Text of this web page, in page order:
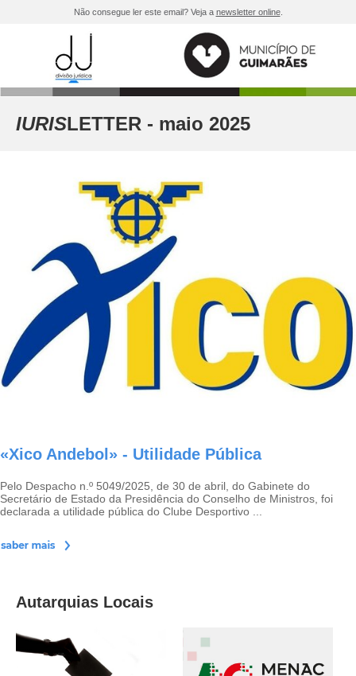
Não consegue ler este email? Veja a newsletter online.
IURISLETTER - maio 2025
«Xico Andebol» - Utilidade Pública
Pelo Despacho n.º 5049/2025, de 30 de abril, do Gabinete do
Secretário de Estado da Presidência do Conselho de Ministros, foi
declarada a utilidade pública do Clube Desportivo ...
Autarquias Locais